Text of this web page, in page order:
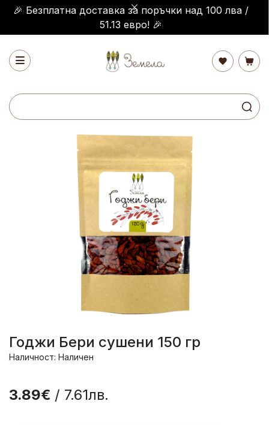
🎉 Безплатна доставка за поръчки над 100 лва /
51.13 евро! 🎉
Годжи Бери сушени 150 гр
Наличност: Наличен
3.89€ / 7.61лв.